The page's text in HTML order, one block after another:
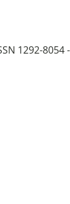
1292-8054 -